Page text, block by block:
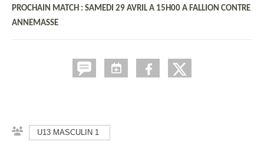
PROCHAIN MATCH : SAMEDI 29 AVRIL A 15H00 A FALLION CONTRE
ANNEMASSE
U13 MASCULIN 1